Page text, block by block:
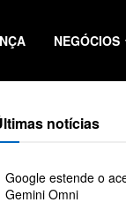
NEGÓCIOS
notícias
Google estende o
Gemini Omni